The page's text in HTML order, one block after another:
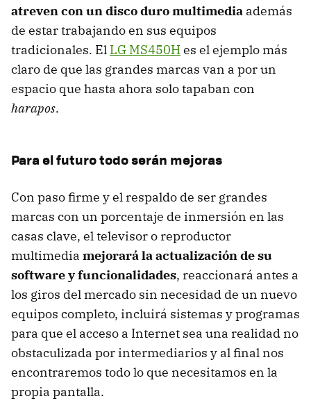
atreven con un disco duro multimedia además
de estar trabajando en sus equipos
tradicionales. El LG MS450Hes el ejemplo más
claro de que las grandes marcas van a por un
espacio que hasta ahora solo tapaban con
harapos.
Para el futuro todo serán mejoras
Con paso firme y el respaldo de ser grandes
marcas con un porcentaje de inmersión en las
casas clave, el televisor o reproductor
multimedia mejorará la actualización de su
software y funcionalidades, reaccionará antes a
los giros del mercado sin necesidad de un nuevo
equipos completo, incluirá sistemas y programas
para que el acceso a Internet sea una realidad no
obstaculizada por intermediarios y al final nos
encontraremos todo lo que necesitamos en la
propia pantalla.